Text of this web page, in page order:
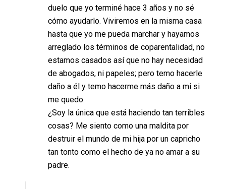
duelo que yo terminé hace 3 años y no sé
cómo ayudarlo. Viviremos en la misma casa
hasta que yo me pueda marchar y hayamos
arreglado los términos de coparentalidad, no
estamos casados así que no hay necesidad
de abogados, ni papeles; pero temo hacerle
daño a él y temo hacerme más daño a mi si
me quedo.
¿Soy la única que está haciendo tan terribles
cosas? Me siento como una maldita por
destruir el mundo de mi hija por un capricho
tan tonto como el hecho de ya no amar a su
padre.